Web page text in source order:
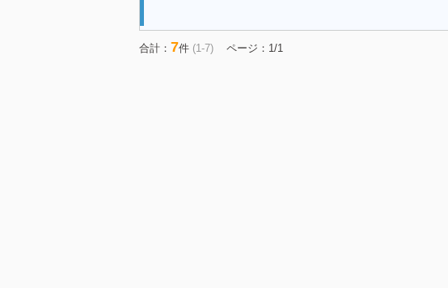
合計： 7件 (1-7) ページ：1/1